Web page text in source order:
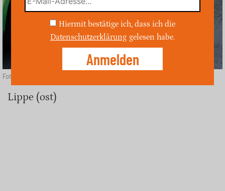
Foto: Depositphotos
Lippe (ost)
Hiermit bestätige ich, dass ich die
Datenschutzerklärung gelesen habe.